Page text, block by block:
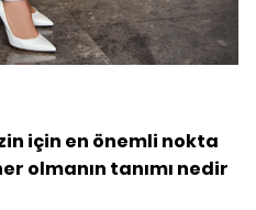
için en önemli nokta
olmanın tanımı nedir